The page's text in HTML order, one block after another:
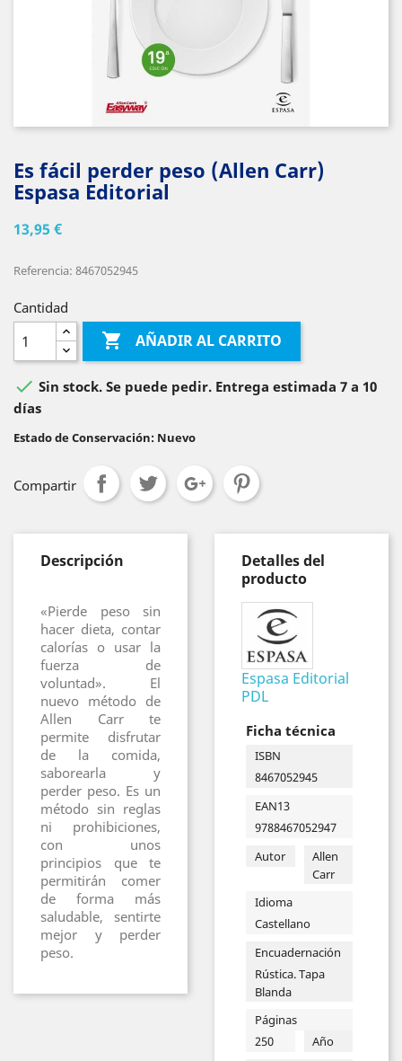
Es fácil perder peso (Allen Carr)
Espasa Editorial
13,95 €
Referencia: 8467052945
Cantidad
 AÑADIR AL CARRITO
 Sin stock. Se puede pedir. Entrega estimada 7 a 10
días
Estado de Conservación: Nuevo
Compartir
Descripción
«Pierde peso sin
hacer dieta, contar
calorías o usar la
fuerza de
voluntad». El
nuevo método de
Allen Carr te
permite disfrutar
de la comida,
saborearla y
perder peso. Es un
método sin reglas
ni prohibiciones,
con unos
principios que te
permitirán comer
de forma más
saludable, sentirte
mejor y perder
peso.
Detalles del
producto
Espasa Editorial
PDL
Ficha técnica
ISBN
8467052945
EAN13
9788467052947
Autor
Allen
Carr
Idioma
Castellano
Encuadernación
Rústica. Tapa
Blanda
Páginas
250
Año